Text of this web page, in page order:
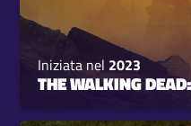
Iniziata nel 2023
THE WALKING